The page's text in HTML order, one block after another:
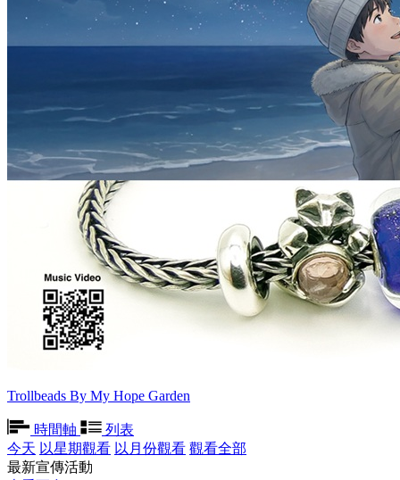
Trollbeads By My Hope Garden
時間軸
列表
今天 以星期觀看 以月份觀看 觀看全部
最新宣傳活動